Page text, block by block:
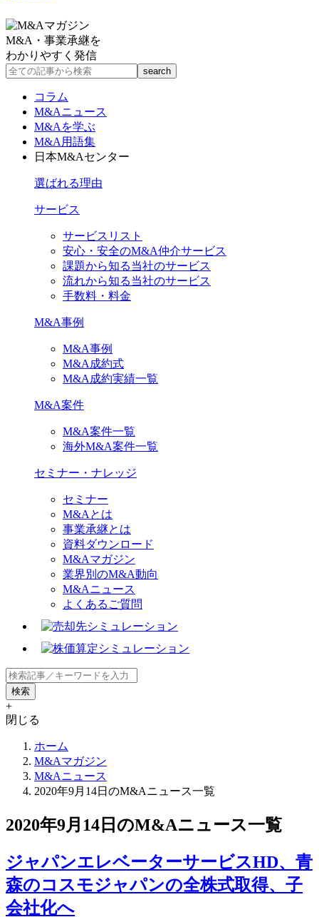
M&A・事業承継を
わかりやすく発信
コラム
M&Aニュース
M&Aを学ぶ
M&A用語集
日本M&Aセンター
選ばれる理由
サービス
サービスリスト
安心・安全のM&A仲介サービス
課題から知る当社のサービス
流れから知る当社のサービス
手数料・料金
M&A事例
M&A事例
M&A成約式
M&A成約実績一覧
M&A案件
M&A案件一覧
海外M&A案件一覧
セミナー・ナレッジ
セミナー
M&Aとは
事業承継とは
資料ダウンロード
M&Aマガジン
業界別のM&A動向
M&Aニュース
よくあるご質問
+
閉じる
ホーム
M&Aマガジン
M&Aニュース
2020年9月14日のM&Aニュース一覧
2020年9月14日のM&Aニュース一覧
ジャパンエレベーターサービスHD、青
森のコスモジャパンの全株式取得、子
会社化へ